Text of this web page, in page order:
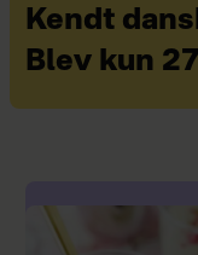
Kendt
Blev kun